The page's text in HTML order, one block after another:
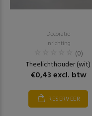
Decoratie
Inrichting
(0)
Theelichthouder (wit)
€0,43 excl. btw
RESERVEER